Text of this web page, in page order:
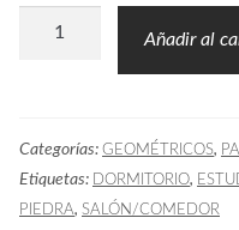
Papel
Piedra
cantidad
Añadir al
Categorías: GEOMÉTRICOS,
Etiquetas: DORMITORIO,
PIEDRA, SALÓN/COMEDOR